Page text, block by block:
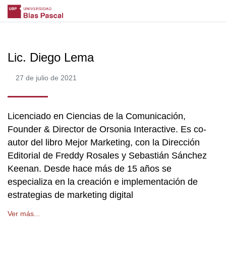
Lic. Diego Lema
27 de julio de 2021
Licenciado en Ciencias de la Comunicación,
Founder & Director de Orsonia Interactive. Es co-
autor del libro Mejor Marketing, con la Dirección
Editorial de Freddy Rosales y Sebastián Sánchez
Keenan. Desde hace más de 15 años se
especializa en la creación e implementación de
estrategias de marketing digital
Ver más...